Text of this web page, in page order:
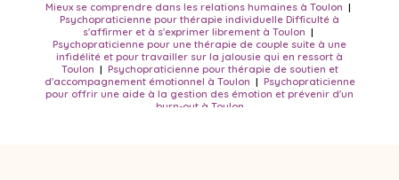
Mieux se comprendre dans les relations humaines à Toulon |
Psychopraticienne pour thérapie individuelle Difficulté à
s'affirmer et à s'exprimer librement à Toulon |
Psychopraticienne pour une thérapie de couple suite à une
infidélité et pour travailler sur la jalousie qui en ressort à
Toulon | Psychopraticienne pour thérapie de soutien et
d'accompagnement émotionnel à Toulon | Psychopraticienne
pour offrir une aide à la gestion des émotion et prévenir d'un
burn-out à Toulon